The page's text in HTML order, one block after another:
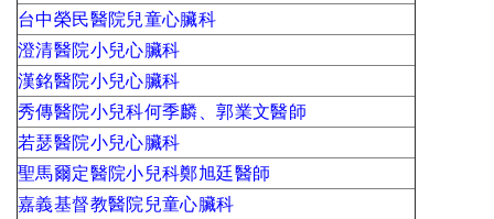
台中榮民醫院兒童心臟科
澄清醫院小兒心臟科
漢銘醫院小兒心臟科
秀傳醫院小兒科何季麟、郭業文醫師
若瑟醫院小兒心臟科
聖馬爾定醫院小兒科鄭旭廷醫師
嘉義基督教醫院兒童心臟科